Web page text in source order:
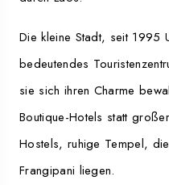
Die kleine Stadt, seit 1995
bedeutendes
sie sich ihren Charme
Boutique-Hotels statt
Hostels, ruhige Tempel,
Frangipani liegen.